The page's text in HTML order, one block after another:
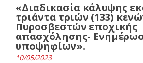
«Διαδικασία κάλυψης
τριάντα τριών (133)
Πυροσβεστών εποχικής
απασχόλησης-
υποψηφίων».
10/05/2023